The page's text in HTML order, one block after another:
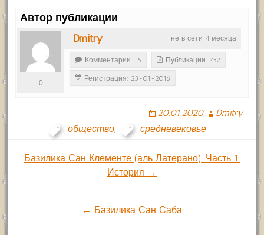
Автор публикации
не в сети 4 месяца
Dmitry
0
Комментарии: 15 Публикации: 432
Регистрация: 23-01-2016
20.01.2020
Dmitry
общество, средневековье
Навигация
записям
Базилика Сан Клементе (аль Латерано). Часть 1.
История →
← Базилика Сан Саба